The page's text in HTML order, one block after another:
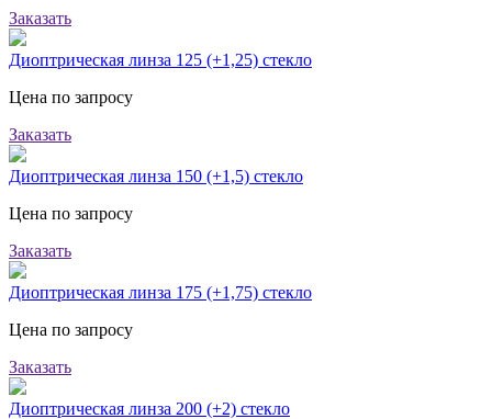
Заказать
Диоптрическая линза 125 (+1,25) стекло
Цена по запросу
Заказать
Диоптрическая линза 150 (+1,5) стекло
Цена по запросу
Заказать
Диоптрическая линза 175 (+1,75) стекло
Цена по запросу
Заказать
Диоптрическая линза 200 (+2) стекло